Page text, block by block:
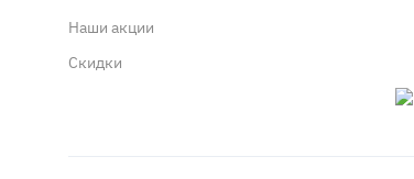
Наши акции
Скидки